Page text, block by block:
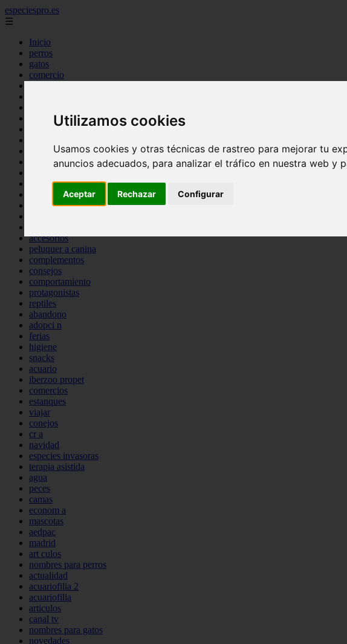
Utilizamos cookies
Usamos cookies y otras técnicas de rastreo para mejorar tu
anuncios adecuados, para analizar el tráfico en nuestra web y
Aceptar Rechazar Configurar
especiespro.es
☰
Inicio
perros
gatos
comercio
tenencia responsable
mantenimiento
bienestar
peque os mam feros
verano
accesorios
peluquer a canina
complementos
consejos
comportamiento
protagonistas
reptiles
abandono
adopci n
ferias
higiene
snacks
acuario
iberzoo propet
comercios
estanques
viajar
conejos
cr a
navidad
especies invasoras
terapia asistida
agua
peces
camas
econom a
mascotas
aedpac
madrid
art culos
nombres para perros
actualidad
acuariofilia 2
acuariofilia
articulos
canal tv
nombres para gatos
novedades